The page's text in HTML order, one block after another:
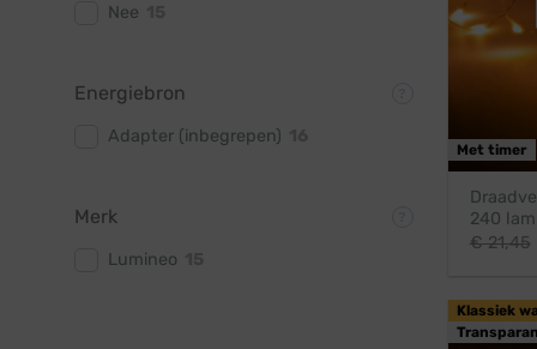
Nee
Energiebron
Adapter (inbegrepen)
Merk
Lumineo
Met timer
240
€21,45
Klassiek